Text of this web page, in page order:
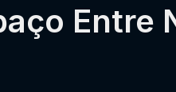
Entre